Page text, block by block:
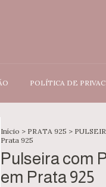
POLÍTICA DE
Início > PRATA 925 >
Prata 925
Pulseira com
em Prata 925